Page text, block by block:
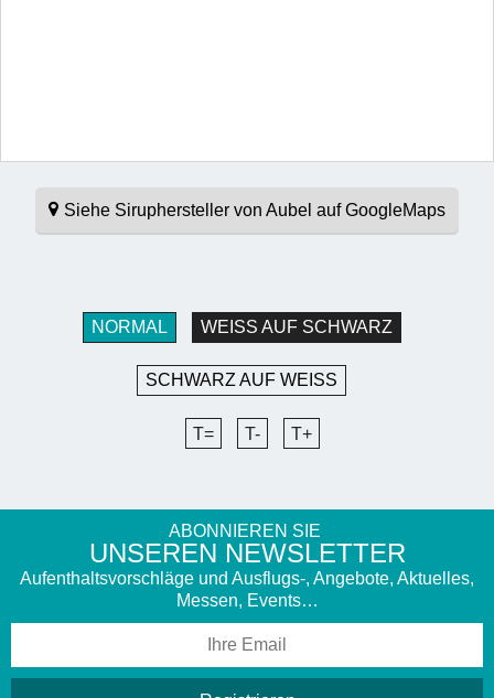
Siehe Siruphersteller von Aubel auf GoogleMaps
NORMAL WEISS AUF SCHWARZ
SCHWARZ AUF WEISS
T= T- T+
ABONNIEREN SIE
UNSEREN NEWSLETTER
Aufenthaltsvorschläge und Ausflugs-, Angebote, Aktuelles,
Messen, Events…